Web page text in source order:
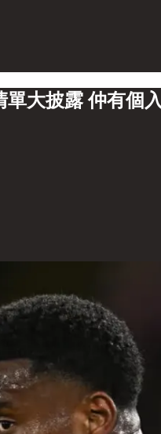
大披露 仲有個